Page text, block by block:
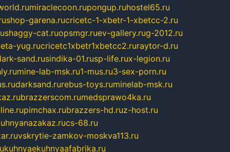
miraclecoon.rupongup.ruhostel65.ru
shop-garena.rucricetc-1-xbetr-1-xbetcc-2.ru
shaggy-cat.ruopsmgr.ruev-gallery.rug-2012.ru
yug.rucricetc1xbetr1xbetcc2.ruraytor-d.ru
sand.rusindika-01.rusp-life.rux-legion.ru
mine-lab-msk.ru1-mus.ru3-sex-porn.ru
darksand.rurebus-toys.ruminelab-msk.ru
brazzerscom.rumedsprawo4ka.ru
pimchax.rubrazzers-hd.ruz-host.ru
cs-68.ru
vskrytie-zamkov-moskva113.ru
kuhnyaekuhnyaafabrika.ru